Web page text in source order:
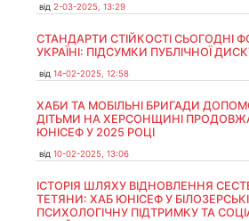
від 2-03-2025, 13:29
СТАНДАРТИ СТІЙКОСТІ СЬОГОДНІ
УКРАЇНІ: ПІДСУМКИ ПУБЛІЧНОЇ
від 14-02-2025, 12:58
ХАБИ ТА МОБІЛЬНІ БРИГАДИ
ДІТЬМИ НА ХЕРСОНЩИНІ
ЮНІСЕФ У 2025 РОЦІ
від 10-02-2025, 13:06
ІСТОРІЯ ШЛЯХУ ВІДНОВЛЕННЯ
ТЕТЯНИ: ХАБ ЮНІСЕФ У
ПСИХОЛОГІЧНУ ПІДТРИМКУ ТА